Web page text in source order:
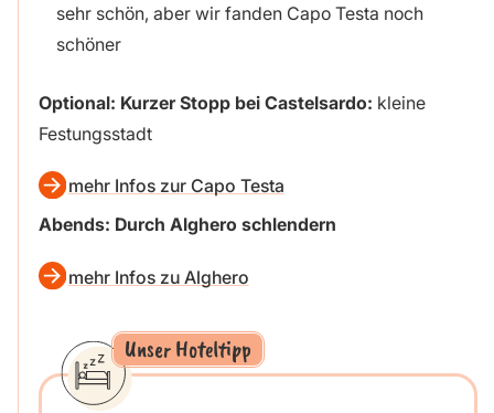
sehr schön, aber wir fanden Capo Testa noch
schöner
Optional: Kurzer Stopp bei Castelsardo: kleine
Festungsstadt
mehr Infos zur Capo Testa
Abends: Durch Alghero schlendern
mehr Infos zu Alghero
Unser Hoteltipp